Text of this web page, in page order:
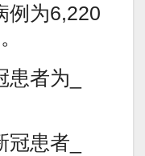
例为6,220
者为_
患者_